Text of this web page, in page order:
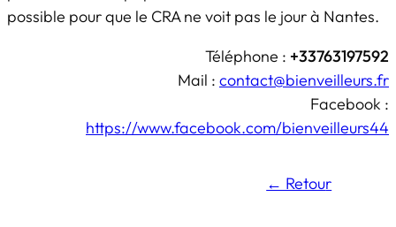
possible pour que le CRA ne voit pas le jour à Nantes.
Téléphone : +33763197592
Mail : contact@bienveilleurs.fr
Facebook :
https://www.facebook.com/bienveilleurs44
← Retour